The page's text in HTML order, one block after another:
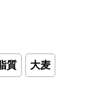
質 大麦